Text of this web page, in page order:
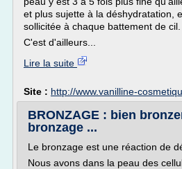
et plus sujette à la déshydratation,
sollicitée à chaque battement de cil.
C'est d'ailleurs...
Lire la suite
Site : http://www.vanilline-
BRONZAGE : bien
bronzage ...
Le bronzage est une réaction de
Nous avons dans la peau des